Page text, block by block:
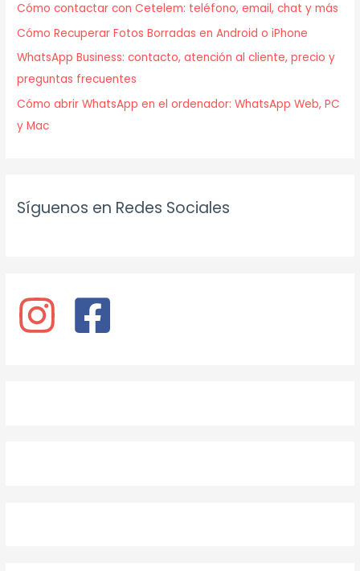
Cómo contactar con Cetelem: teléfono, email, chat y más
Cómo Recuperar Fotos Borradas en Android o iPhone
WhatsApp Business: contacto, atención al cliente, precio y
preguntas frecuentes
Cómo abrir WhatsApp en el ordenador: WhatsApp Web, PC
y Mac
Síguenos en Redes Sociales